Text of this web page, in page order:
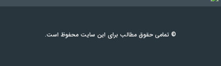
© تمامی حقوق مطالب برای این سایت محفوظ است.